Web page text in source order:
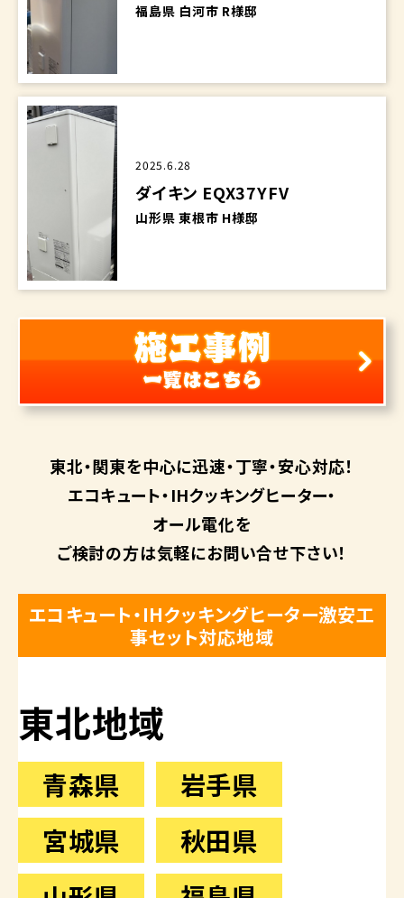
福島県 白河市 R様邸
2025.6.28
ダイキン EQX37YFV
山形県 東根市 H様邸
東北・関東を中心に迅速・丁寧・安心対応！
エコキュート・IHクッキングヒーター・
オール電化を
ご検討の方は気軽にお問い合せ下さい！
エコキュート・IHクッキングヒーター激安工
事セット対応地域
東北地域
青森県
岩手県
宮城県
秋田県